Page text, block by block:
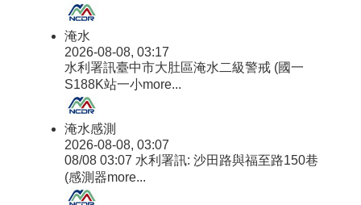
淹水
2026-08-08, 03:17
水利署訊臺中市大肚區淹水二級警戒 (國一
S188K站一小more...
淹水感測
2026-08-08, 03:07
08/08 03:07 水利署訊: 沙田路與福至路150巷
(感測器more...